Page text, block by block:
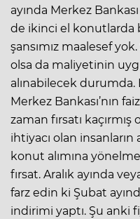
ayında Merkez
de ikinci el konutlarda
şansımız maalesef
olsa da maliyetinin
alınabilecek durumda.
Merkez Bankası’nın
zaman fırsatı
ihtiyacı olan insanların
konut alımına
fırsat. Aralık ayında
farz edin ki Şubat
indirimi yaptı. Şu anki